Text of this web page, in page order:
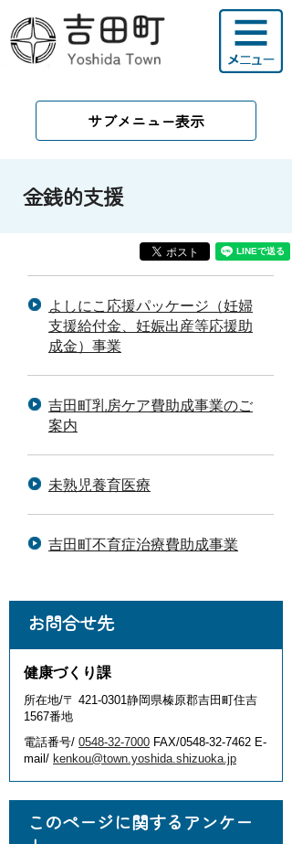
サブメニュー表示
金銭的支援
よしにこ応援パッケージ（妊婦
支援給付金、妊娠出産等応援助
成金）事業
吉田町乳房ケア費助成事業のご
案内
未熟児養育医療
吉田町不育症治療費助成事業
お問合せ先
健康づくり課
所在地/〒 421-0301静岡県榛原郡吉田町住吉
1567番地
電話番号/ 0548-32-7000 FAX/0548-32-7462 E-
mail/ kenkou@town.yoshida.shizuoka.jp
このページに関するアンケー